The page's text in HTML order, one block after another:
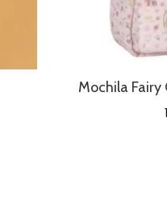
Mochila